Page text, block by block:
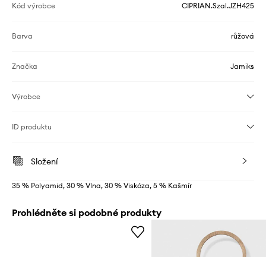
Kód výrobce CIPRIAN.Szal.JZH425
Barva růžová
Značka Jamiks
Výrobce
ID produktu
Složení
35 % Polyamid, 30 % Vlna, 30 % Viskóza, 5 % Kašmír
Prohlédněte si podobné produkty